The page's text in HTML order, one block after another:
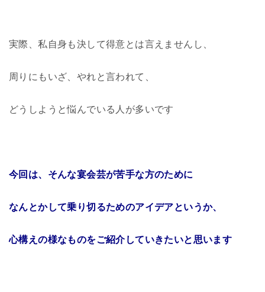
実際、私自身も決して得意とは言えませんし、
周りにもいざ、やれと言われて、
どうしようと悩んでいる人が多いです
今回は、そんな宴会芸が苦手な方のために
なんとかして乗り切るためのアイデアというか、
心構えの様なものをご紹介していきたいと思います